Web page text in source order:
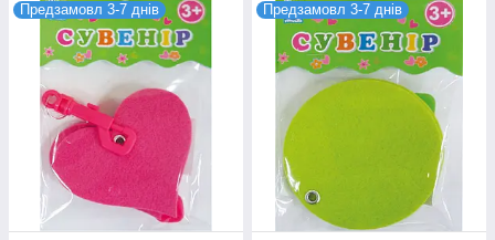
Предзамовл 3-7 днів Предзамовл 3-7 днів